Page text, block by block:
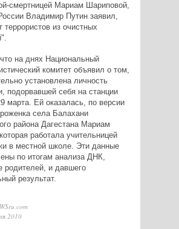
смертницей Мариам Шариповой,
Владимир Путин заявил,
террористов из очистных
на днях Национальный
комитет объявил о том,
установлена личность
подорвавшей себя на станции
марта. Ей оказалась, по версии
села Балахани
района Дагестана Мариам
работала учительницей
в местной школе. Эти данные
по итогам анализа ДНК,
родителей, и давшего
результат.
2010